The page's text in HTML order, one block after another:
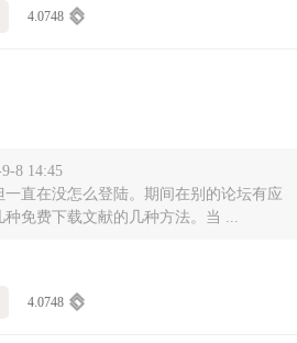
4.0748
8 14:45
一直在没怎么登陆。期间在别的论坛有应
免费下载文献的几种方法。当 ...
4.0748